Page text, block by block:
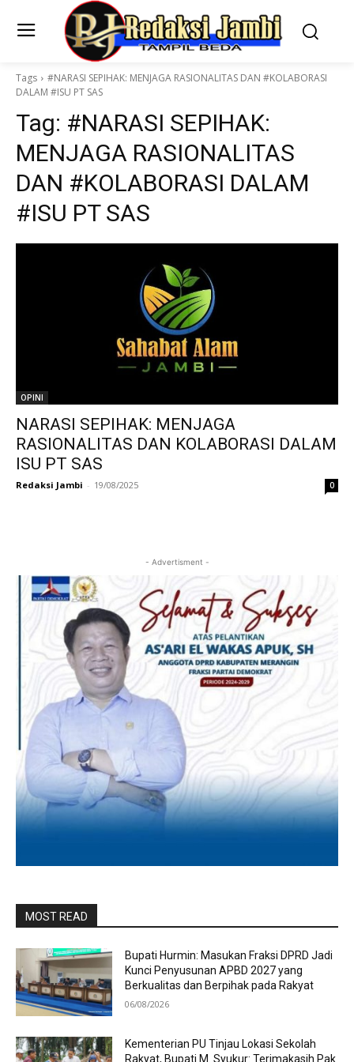
Tags
#NARASI SEPIHAK: MENJAGA RASIONALITAS DAN #KOLABORASI
DALAM #ISU PT SAS
Tag: #NARASI SEPIHAK:
MENJAGA RASIONALITAS
DAN #KOLABORASI DALAM
#ISU PT SAS
OPINI
NARASI SEPIHAK: MENJAGA
RASIONALITAS DAN KOLABORASI DALAM
ISU PT SAS
Redaksi Jambi - 19/08/2025 0
- Advertisment -
MOST READ
Bupati Hurmin: Masukan Fraksi DPRD Jadi
Kunci Penyusunan APBD 2027 yang
Berkualitas dan Berpihak pada Rakyat
06/08/2026
Kementerian PU Tinjau Lokasi Sekolah
Rakyat, Bupati M. Syukur: Terimakasih Pak